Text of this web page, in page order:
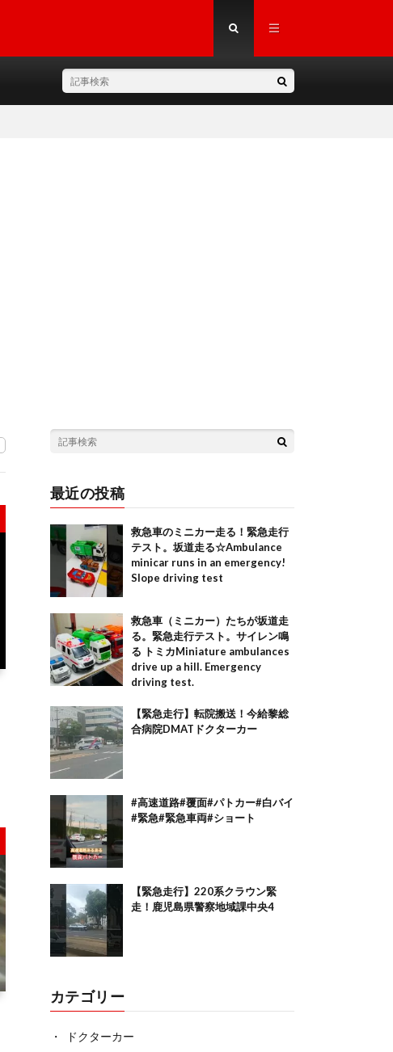
最近の投稿
救急車のミニカー走る！緊急走行
テスト。坂道走る☆Ambulance
minicar runs in an emergency!
Slope driving test
救急車（ミニカー）たちが坂道走
る。緊急走行テスト。サイレン鳴
る トミカMiniature ambulances
drive up a hill. Emergency
driving test.
【緊急走行】転院搬送！今給黎総
合病院DMATドクターカー
#高速道路#覆面#パトカー#白バイ
#緊急#緊急車両#ショート
【緊急走行】220系クラウン緊
走！鹿児島県警察地域課中央4
カテゴリー
ドクターカー